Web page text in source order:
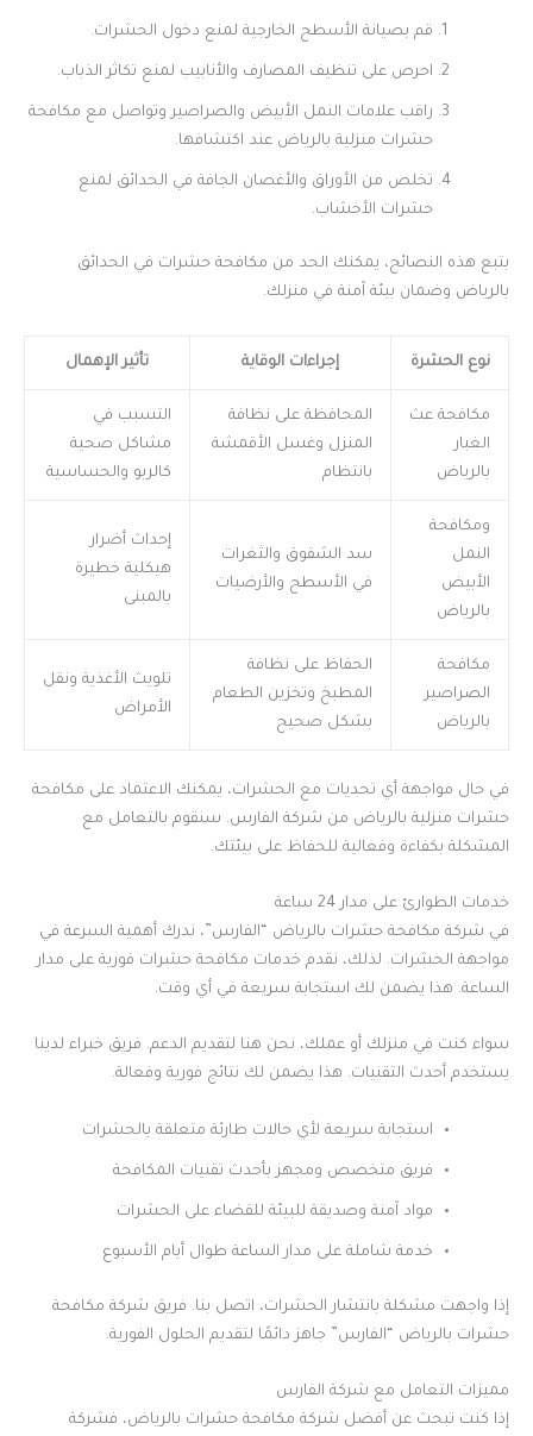
قم بصيانة الأسطح الخارجية لمنع دخول الحشرات.
احرص على تنظيف المصارف والأنابيب لمنع تكاثر الذباب.
راقب علامات النمل الأبيض والصراصير وتواصل مع مكافحة
حشرات منزلية بالرياض عند اكتشافها.
تخلص من الأوراق والأغصان الجافة في الحدائق لمنع
حشرات الأخشاب.
بتبع هذه النصائح، يمكنك الحد من مكافحة حشرات في الحدائق
بالرياض وضمان بيئة آمنة في منزلك.
نوع الحشرة إجراءات الوقاية تأثير الإهمال
مكافحة عث
الغبار
بالرياض
المحافظة على نظافة
المنزل وغسل الأقمشة
بانتظام
التسبب في
مشاكل صحية
كالربو والحساسية
ومكافحة
النمل
الأبيض
بالرياض
سد الشقوق والثغرات
في الأسطح والأرضيات
إحداث أضرار
هيكلية خطيرة
بالمبنى
مكافحة
الصراصير
بالرياض
الحفاظ على نظافة
المطبخ وتخزين الطعام
بشكل صحيح
تلويث الأغذية ونقل
الأمراض
في حال مواجهة أي تحديات مع الحشرات، يمكنك الاعتماد على مكافحة
حشرات منزلية بالرياض من شركة الفارس. سنقوم بالتعامل مع
المشكلة بكفاءة وفعالية للحفاظ على بيئتك.
خدمات الطوارئ على مدار 24 ساعة
في شركة مكافحة حشرات بالرياض “الفارس”، ندرك أهمية السرعة في
مواجهة الحشرات. لذلك، نقدم خدمات مكافحة حشرات فورية على مدار
الساعة. هذا يضمن لك استجابة سريعة في أي وقت.
سواء كنت في منزلك أو عملك، نحن هنا لتقديم الدعم. فريق خبراء لدينا
يستخدم أحدث التقنيات. هذا يضمن لك نتائج فورية وفعالة.
استجابة سريعة لأي حالات طارئة متعلقة بالحشرات
فريق متخصص ومجهز بأحدث تقنيات المكافحة
مواد آمنة وصديقة للبيئة للقضاء على الحشرات
خدمة شاملة على مدار الساعة طوال أيام الأسبوع
إذا واجهت مشكلة بانتشار الحشرات، اتصل بنا. فريق شركة مكافحة
حشرات بالرياض “الفارس” جاهز دائمًا لتقديم الحلول الفورية.
مميزات التعامل مع شركة الفارس
إذا كنت تبحث عن أفضل شركة مكافحة حشرات بالرياض، فشركة